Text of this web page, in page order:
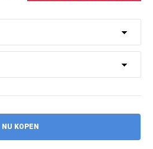
NU KOPEN